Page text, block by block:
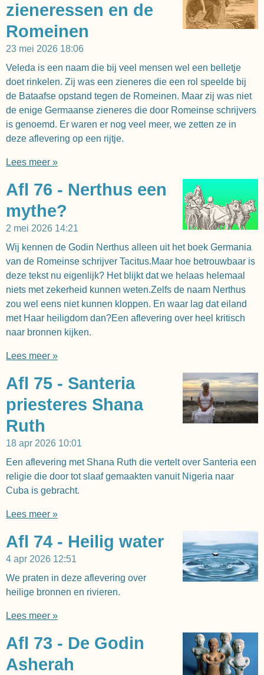
zieneressen en de
Romeinen
23 mei 2026 18:06
Veleda is een naam die bij veel mensen wel een belletje
doet rinkelen. Zij was een zieneres die een rol speelde bij
de Bataafse opstand tegen de Romeinen. Maar zij was niet
de enige Germaanse zieneres die door Romeinse schrijvers
is genoemd. Er waren er nog veel meer, we zetten ze in
deze aflevering op een rijtje.
Lees meer »
Afl 76 - Nerthus een
mythe?
2 mei 2026 14:21
Wij kennen de Godin Nerthus alleen uit het boek Germania
van de Romeinse schrijver Tacitus.Maar hoe betrouwbaar is
deze tekst nu eigenlijk? Het blijkt dat we helaas helemaal
niets met zekerheid kunnen weten.Zelfs de naam Nerthus
zou wel eens niet kunnen kloppen. En waar lag dat eiland
met Haar heiligdom dan?Een aflevering over heel kritisch
naar bronnen kijken.
Lees meer »
Afl 75 - Santeria
priesteres Shana
Ruth
18 apr 2026 10:01
Een aflevering met Shana Ruth die vertelt over Santeria een
religie die door tot slaaf gemaakten vanuit Nigeria naar
Cuba is gebracht.
Lees meer »
Afl 74 - Heilig water
4 apr 2026 12:51
We praten in deze aflevering over
heilige bronnen en rivieren.
Lees meer »
Afl 73 - De Godin
Asherah